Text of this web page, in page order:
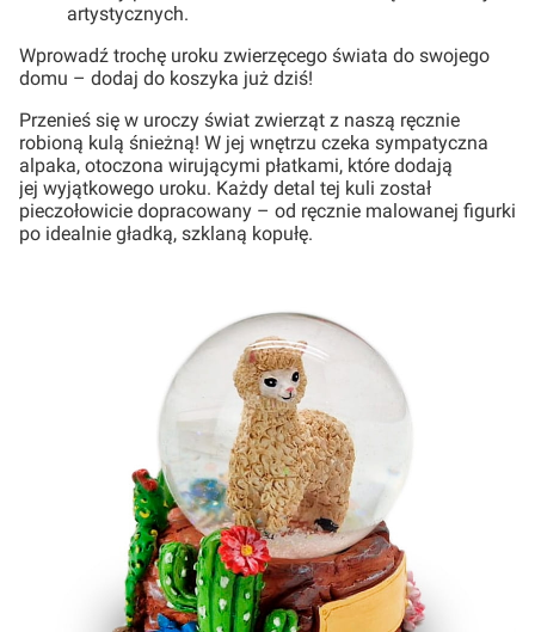
artystycznych.
Wprowadź trochę uroku zwierzęcego świata do swojego
domu – dodaj do koszyka już dziś!
Przenieś się w uroczy świat zwierząt z naszą ręcznie
robioną kulą śnieżną! W jej wnętrzu czeka sympatyczna
alpaka, otoczona wirującymi płatkami, które dodają
jej wyjątkowego uroku. Każdy detal tej kuli został
pieczołowicie dopracowany – od ręcznie malowanej figurki
po idealnie gładką, szklaną kopułę.